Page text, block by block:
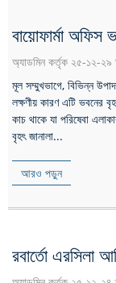
বায়োফার্মা
অ্যাডমিন কর্তৃক ২৫-১২-২৯
মূল সম্মুখভাগে, বিভিন্ন
লক্ষণীয় কারণ এটি ভবনের
কাচ থাকে যা পরিষেবা
বৃহৎ জানালা...
আরও পড়ুন
রবার্তো এরসিলা